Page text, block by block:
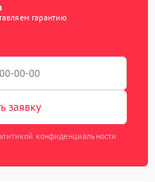
гарантию
заявку
конфиденциальности